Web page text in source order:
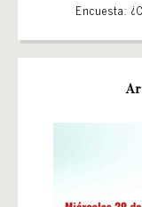
Encuesta: